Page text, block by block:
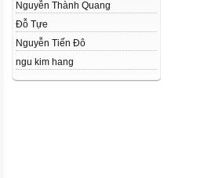
Nguyễn Thành Quang
Đỗ Tựe
Nguyễn Tiến Đô
ngu kim hang